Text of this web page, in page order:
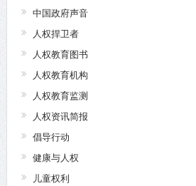
中国政府声音
人权捍卫者
人权教育图书
人权教育机构
人权教育监测
人权资讯简报
倡导行动
健康与人权
儿童权利